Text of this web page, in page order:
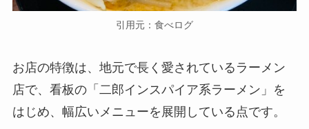
引用元：食べログ
お店の特徴は、地元で長く愛されているラーメン
店で、看板の「二郎インスパイア系ラーメン」を
はじめ、幅広いメニューを展開している点です。